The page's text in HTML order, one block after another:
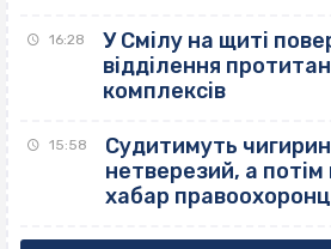
16:28
У Смілу на щиті
відділення
комплексів
15:58
Судитимуть
нетверезий, а
хабар